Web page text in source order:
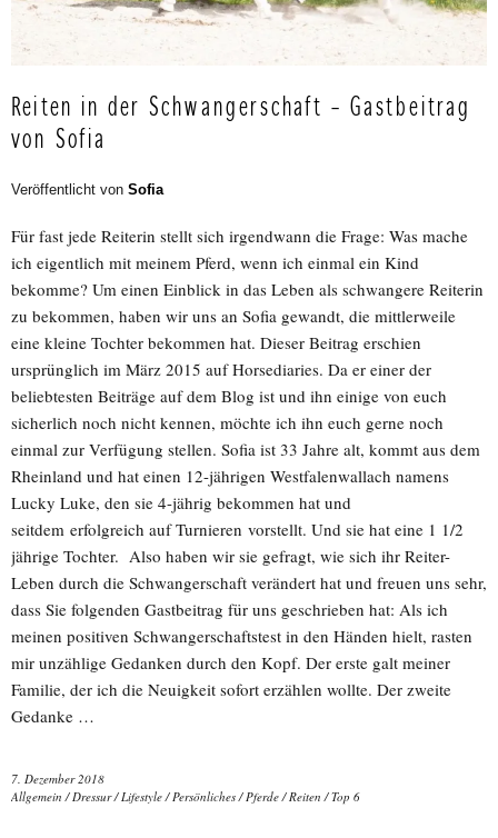
Reiten in der Schwangerschaft – Gastbeitrag
von Sofia
Veröffentlicht von Sofia
Für fast jede Reiterin stellt sich irgendwann die Frage: Was mache
ich eigentlich mit meinem Pferd, wenn ich einmal ein Kind
bekomme? Um einen Einblick in das Leben als schwangere Reiterin
zu bekommen, haben wir uns an Sofia gewandt, die mittlerweile
eine kleine Tochter bekommen hat. Dieser Beitrag erschien
ursprünglich im März 2015 auf Horsediaries. Da er einer der
beliebtesten Beiträge auf dem Blog ist und ihn einige von euch
sicherlich noch nicht kennen, möchte ich ihn euch gerne noch
einmal zur Verfügung stellen. Sofia ist 33 Jahre alt, kommt aus dem
Rheinland und hat einen 12-jährigen Westfalenwallach namens
Lucky Luke, den sie 4-jährig bekommen hat und
seitdem erfolgreich auf Turnieren vorstellt. Und sie hat eine 1 1/2
jährige Tochter. Also haben wir sie gefragt, wie sich ihr Reiter-
Leben durch die Schwangerschaft verändert hat und freuen uns sehr,
dass Sie folgenden Gastbeitrag für uns geschrieben hat: Als ich
meinen positiven Schwangerschaftstest in den Händen hielt, rasten
mir unzählige Gedanken durch den Kopf. Der erste galt meiner
Familie, der ich die Neuigkeit sofort erzählen wollte. Der zweite
Gedanke …
7. Dezember 2018
Allgemein / Dressur/ Lifestyle / Persönliches / Pferde /Reiten /Top 6